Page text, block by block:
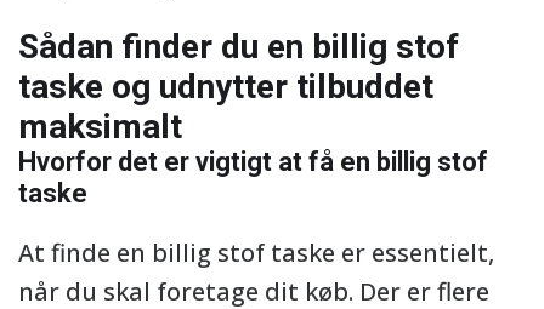
Sådan finder du en billig stof
taske og udnytter tilbuddet
maksimalt
Hvorfor det er vigtigt at få en billig stof
taske
At finde en billig stof taske er essentielt,
når du skal foretage dit køb. Der er flere